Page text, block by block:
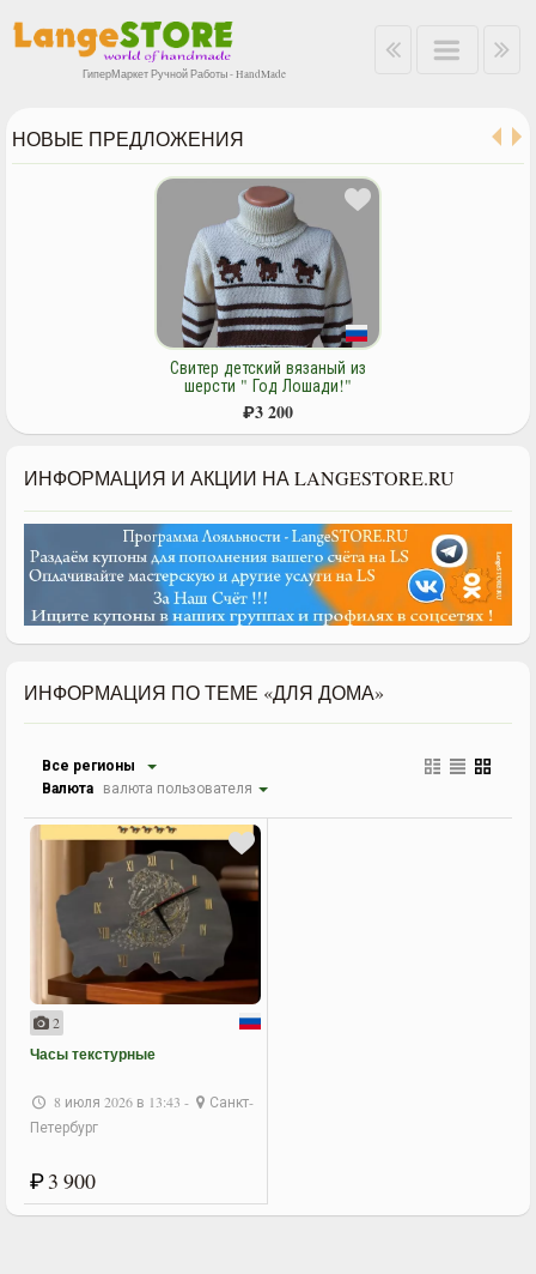
ГиперМаркет Ручной Работы - HandMade
НОВЫЕ ПРЕДЛОЖЕНИЯ
Свитер детский вязаный из
шерсти " Год Лошади!"
₽3 200
ИНФОРМАЦИЯ И АКЦИИ НА LANGESTORE.RU
ИНФОРМАЦИЯ ПО ТЕМЕ «ДЛЯ ДОМА»
Все регионы
Валюта валюта пользователя
2
Часы текстурные
8 июля 2026 в 13:43 -
Санкт-
Петербург
₽3 900